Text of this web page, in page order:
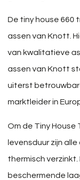
De tiny house 660
assen van Knott.
van kwalitatieve
assen van Knott
uiterst
marktleider in
Om de Tiny
levensduur zijn
thermisch
beschermende